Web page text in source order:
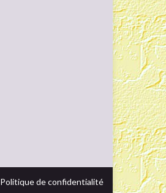
Politique de confidentialité